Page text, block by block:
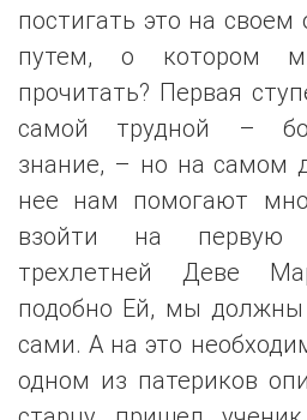
постигать это на
путем, о котором
прочитать? Первая
самой трудной –
знание, – но на самом
нее нам помогают
взойти на первую
трехлетней Деве
подобно Ей, мы
сами. А на это
одном из патериков